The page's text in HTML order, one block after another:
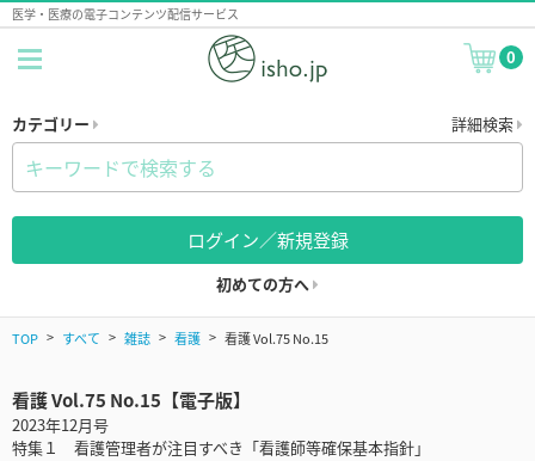
医学・医療の電子コンテンツ配信サービス
0
カテゴリー 詳細検索
ログイン／新規登録
初めての方へ
TOP すべて 雑誌 看護 看護 Vol.75 No.15
看護 Vol.75 No.15【電子版】
2023年12月号
特集１ 看護管理者が注目すべき「看護師等確保基本指針」